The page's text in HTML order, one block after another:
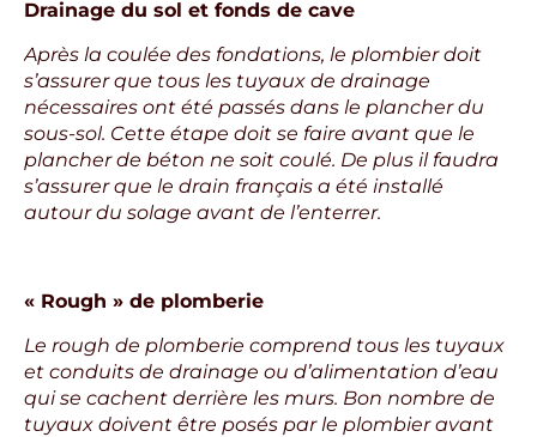
Drainage du sol et fonds de cave
Après la coulée des fondations, le plombier doit
s’assurer que tous les tuyaux de drainage
nécessaires ont été passés dans le plancher du
sous-sol. Cette étape doit se faire avant que le
plancher de béton ne soit coulé. De plus il faudra
s’assurer que le drain français a été installé
autour du solage avant de l’enterrer.
« Rough » de plomberie
Le rough de plomberie comprend tous les tuyaux
et conduits de drainage ou d’alimentation d’eau
qui se cachent derrière les murs. Bon nombre de
tuyaux doivent être posés par le plombier avant